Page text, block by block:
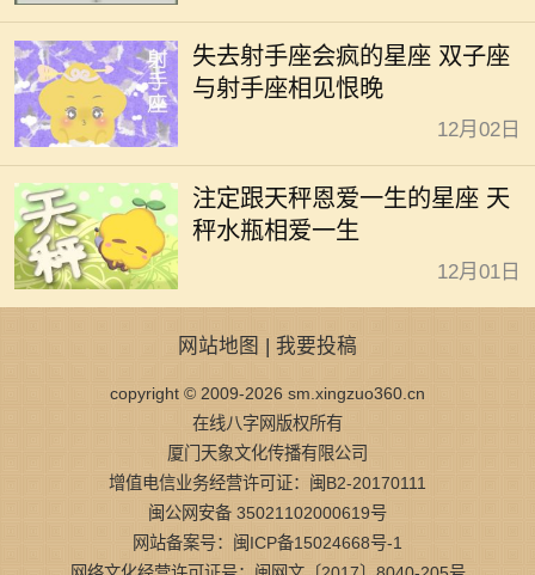
失去射手座会疯的星座 双子座
与射手座相见恨晚
12月02日
注定跟天秤恩爱一生的星座 天
秤水瓶相爱一生
12月01日
网站地图 | 我要投稿
copyright © 2009-2026 sm.xingzuo360.cn
在线八字网版权所有
厦门天象文化传播有限公司
增值电信业务经营许可证：闽B2-20170111
闽公网安备 35021102000619号
网站备案号：闽ICP备15024668号-1